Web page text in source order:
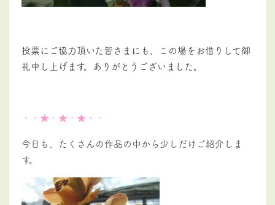
投票にご協力頂いた皆さまにも、この場をお借りして御
礼申し上げます。ありがとうございました。
・・★・★・★・・
今日も、たくさんの作品の中から少しだけご紹介しま
す。